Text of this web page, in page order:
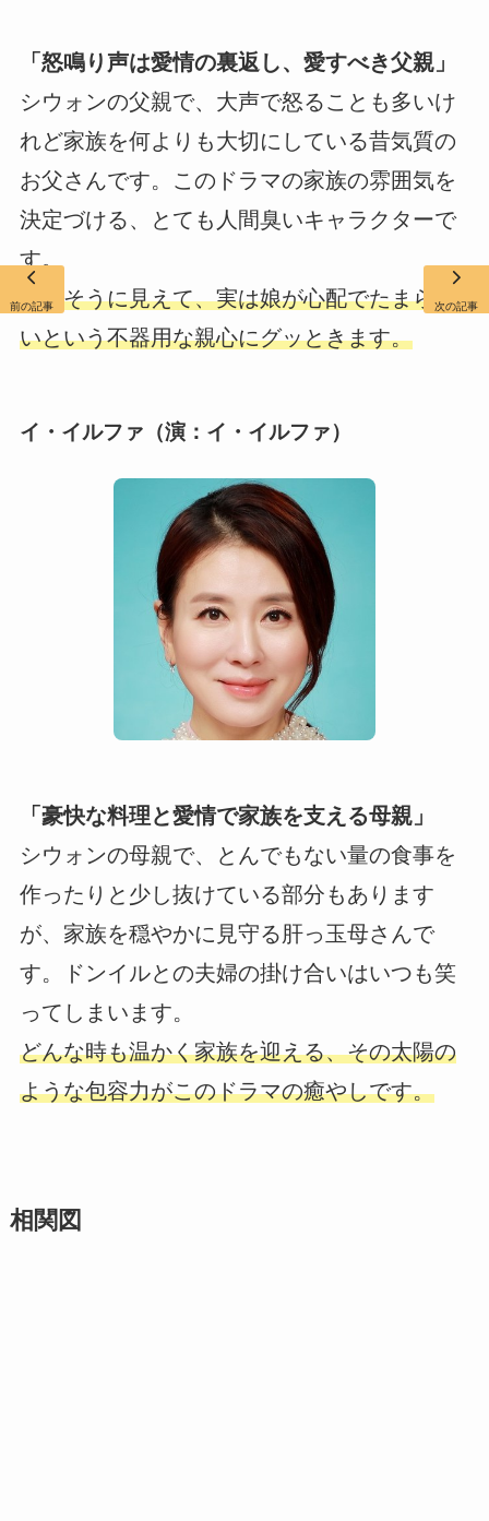
「怒鳴り声は愛情の裏返し、愛すべき父親」
シウォンの父親で、大声で怒ることも多いけ
れど家族を何よりも大切にしている昔気質の
お父さんです。このドラマの家族の雰囲気を
決定づける、とても人間臭いキャラクターで
す。
厳しそうに見えて、実は娘が心配でたまらな
いという不器用な親心にグッときます。
イ・イルファ（演：イ・イルファ）
「豪快な料理と愛情で家族を支える母親」
シウォンの母親で、とんでもない量の食事を
作ったりと少し抜けている部分もあります
が、家族を穏やかに見守る肝っ玉母さんで
す。ドンイルとの夫婦の掛け合いはいつも笑
ってしまいます。
どんな時も温かく家族を迎える、その太陽の
ような包容力がこのドラマの癒やしです。
相関図
前の記事 次の記事